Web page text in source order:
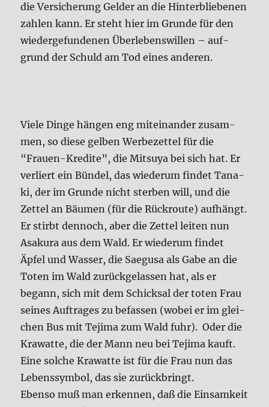
die Ver­si­che­rung Gel­der an die Hin­ter­blie­be­nen
zah­len kann. Er steht hier im Grun­de für den
wie­der­ge­fun­de­nen Über­le­bens­wil­len – auf­
grund der Schuld am Tod eines ande­ren.
Vie­le Din­ge hän­gen eng mit­ein­an­der zusam­
men, so die­se gel­ben Wer­be­zet­tel für die
“Frau­en-Kre­di­te”, die Mit­su­ya bei sich hat. Er
ver­liert ein Bün­del, das wie­der­um fin­det Tana­
ki, der im Grun­de nicht ster­ben will, und die
Zet­tel an Bäu­men (für die Rück­rou­te) auf­hängt.
Er stirbt den­noch, aber die Zet­tel lei­ten nun
Asa­ku­ra aus dem Wald. Er wie­der­um fin­det
Äpfel und Was­ser, die Sae­gu­sa als Gabe an die
Toten im Wald zurück­ge­las­sen hat, als er
begann, sich mit dem Schick­sal der toten Frau
sei­nes Auf­tra­ges zu befas­sen (wobei er im glei­
chen Bus mit Teji­ma zum Wald fuhr). Oder die
Kra­wat­te, die der Mann neu bei Teji­ma kauft.
Eine sol­che Kra­wat­te ist für die Frau nun das
Lebens­sym­bol, das sie zurück­bringt.
Eben­so muß man erken­nen, daß die Ein­sam­keit